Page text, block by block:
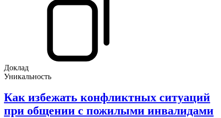
Доклад
Уникальность
Как избежать конфликтных ситуаций
при общении с пожилыми инвалидами